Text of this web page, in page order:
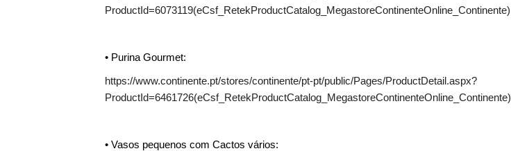
ProductId=6073119(eCsf_RetekProductCatalog_MegastoreContinenteOnline_Continente)
• Purina Gourmet:
https://www.continente.pt/stores/continente/pt-pt/public/Pages/ProductDetail.aspx?
ProductId=6461726(eCsf_RetekProductCatalog_MegastoreContinenteOnline_Continente)
• Vasos pequenos com Cactos vários: